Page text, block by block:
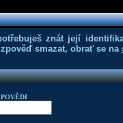
znát její
smazat, obrať se na